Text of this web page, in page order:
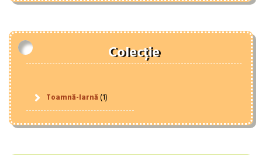
Colecție
Toamnă-Iarnă(1)